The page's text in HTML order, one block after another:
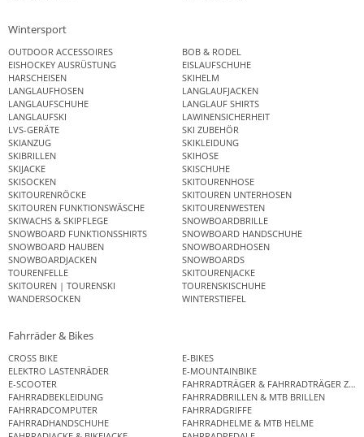
Wintersport
OUTDOOR ACCESSOIRES
BOB & RODEL
EISHOCKEY AUSRÜSTUNG
EISLAUFSCHUHE
HARSCHEISEN
SKIHELM
LANGLAUFHOSEN
LANGLAUFJACKEN
LANGLAUFSCHUHE
LANGLAUF SHIRTS
LANGLAUFSKI
LAWINENSICHERHEIT
LVS-GERÄTE
SKI ZUBEHÖR
SKIANZUG
SKIKLEIDUNG
SKIBRILLEN
SKIHOSE
SKIJACKE
SKISCHUHE
SKISOCKEN
SKITOURENHOSE
SKITOURENRÖCKE
SKITOUREN UNTERHOSEN
SKITOUREN FUNKTIONSWÄSCHE
SKITOURENWESTEN
SKIWACHS & SKIPFLEGE
SNOWBOARDBRILLE
SNOWBOARD FUNKTIONSSHIRTS
SNOWBOARD HANDSCHUHE
SNOWBOARD HAUBEN
SNOWBOARDHOSEN
SNOWBOARDJACKEN
SNOWBOARDS
TOURENFELLE
SKITOURENJACKE
SKITOUREN | TOURENSKI
TOURENSKISCHUHE
WANDERSOCKEN
WINTERSTIEFEL
Fahrräder & Bikes
CROSS BIKE
E-BIKES
ELEKTRO LASTENRÄDER
E-MOUNTAINBIKE
E-SCOOTER
FAHRRADTRÄGER & FAHRRADTRÄGER
FAHRRADBEKLEIDUNG
FAHRRADBRILLEN & MTB BRILLEN
FAHRRADCOMPUTER
FAHRRADGRIFFE
FAHRRADHANDSCHUHE
FAHRRADHELME & MTB HELME